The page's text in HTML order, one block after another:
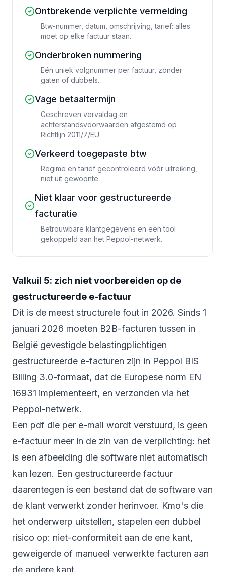
Ontbrekende verplichte vermelding
Btw-nummer, datum, omschrijving, tarief: alles
moet op elke factuur staan.
Onderbroken nummering
Eén uniek volgnummer per factuur, zonder
gaten of dubbels.
Vage betaaltermijn
Geschreven vervaldag en
achterstandsvoorwaarden afgestemd op
Richtlijn 2011/7/EU.
Verkeerd toegepaste btw
Regime en tarief gecontroleerd vóór uitreiking,
niet uit gewoonte.
Niet klaar voor gestructureerde
facturatie
Betrouwbare klantgegevens en een tool
gekoppeld aan het Peppol-netwerk.
Valkuil 5: zich niet voorbereiden op de
gestructureerde e-factuur
Dit is de meest structurele fout in 2026. Sinds 1
januari 2026 moeten B2B-facturen tussen in
België gevestigde belastingplichtigen
gestructureerde e-facturen zijn in Peppol BIS
Billing 3.0-formaat, dat de Europese norm EN
16931 implementeert, en verzonden via het
Peppol-netwerk.
Een pdf die per e-mail wordt verstuurd, is geen
e-factuur meer in de zin van de verplichting: het
is een afbeelding die software niet automatisch
kan lezen. Een gestructureerde factuur
daarentegen is een bestand dat de software van
de klant verwerkt zonder herinvoer. Kmo's die
het onderwerp uitstellen, stapelen een dubbel
risico op: niet-conformiteit aan de ene kant,
geweigerde of manueel verwerkte facturen aan
de andere kant.